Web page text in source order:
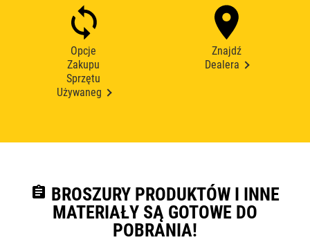
Opcje
Zakupu
Sprzętu
Używaneg
Znajdź
Dealera
assignment BROSZURY PRODUKTÓW I INNE
MATERIAŁY SĄ GOTOWE DO
POBRANIA!